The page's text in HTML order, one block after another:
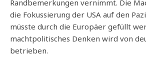
Randbemerkungen vernimmt. Die
die Fokussierung der USA auf den
müsste durch die Europäer gefüllt
machtpolitisches Denken wird von
betrieben.